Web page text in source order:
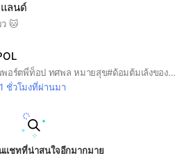
แลนด์
🐱
กลุ่มคนรักและซัพพอร์ตพี่ท็อป ทศพล หมายสุข#ด้อมต้มเล้งของพี่ท็อป
1 ชั่วโมงที่ผ่านมา
แชทที่น่าสนใจอีกมากมาย